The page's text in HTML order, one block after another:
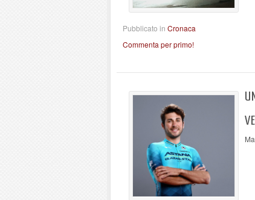
Pubblicato in Cronaca
Commenta per primo!